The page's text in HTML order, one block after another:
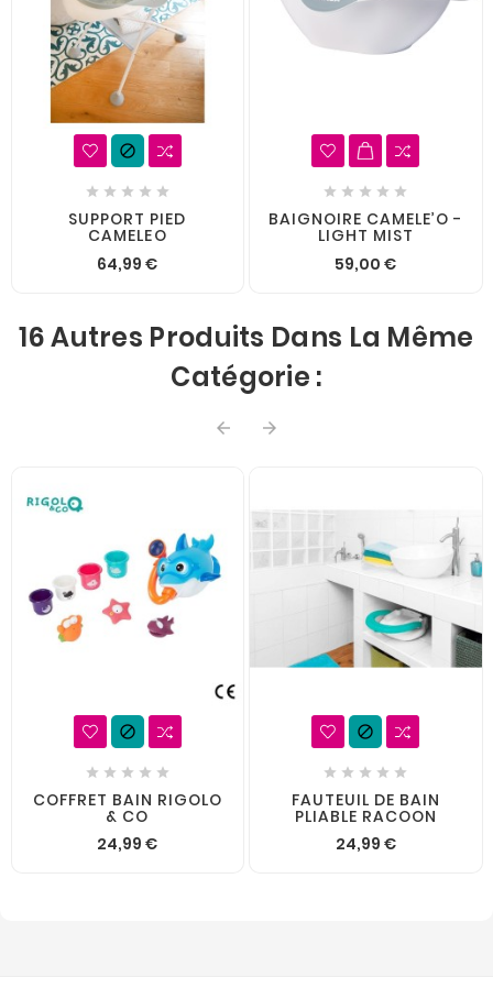

    
SUPPORT PIED
CAMELEO
64,99 €
    
BAIGNOIRE CAMELE’O -
LIGHT MIST
59,00 €
16 Autres Produits Dans La Même
Catégorie :
 

    
COFFRET BAIN RIGOLO
& CO
24,99 €

    
FAUTEUIL DE BAIN
PLIABLE RACOON
24,99 €